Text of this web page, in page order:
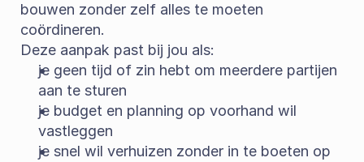
bouwen zonder zelf alles te moeten
coördineren.
Deze aanpak past bij jou als:
je geen tijd of zin hebt om meerdere partijen
aan te sturen
je budget en planning op voorhand wil
vastleggen
je snel wil verhuizen zonder in te boeten op